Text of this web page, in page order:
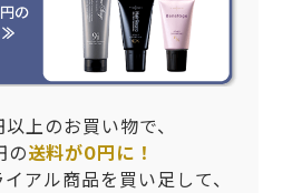
上のお買い物で、
の送料が0円に！
アル商品を買い足して、